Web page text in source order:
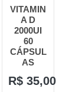
VITAMIN
A D
2000UI
60
CÁPSUL
AS
R$ 35,00